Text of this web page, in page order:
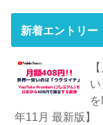
新着エントリー
年11月 最新版】